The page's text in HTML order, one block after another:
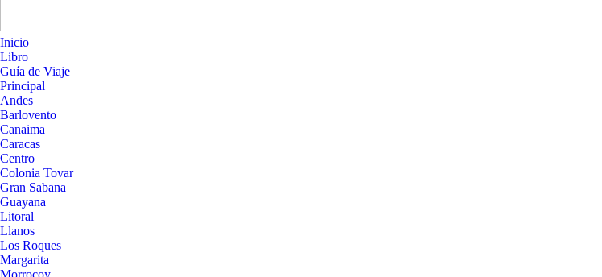
Inicio
Libro
Guía de Viaje
Principal
Andes
Barlovento
Canaima
Caracas
Centro
Colonia Tovar
Gran Sabana
Guayana
Litoral
Llanos
Los Roques
Margarita
Morrocoy